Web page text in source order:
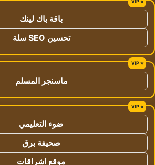
باقة باك لينك
تحسين SEO سلة
ماسنجر المسلم
ضوء التعليمي
صحيفة برق
موقع اشراقات